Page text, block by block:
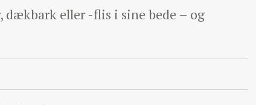
eller -flis i sine bede – og